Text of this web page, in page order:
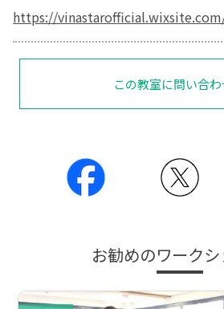
https://
この教室に問い合わ
お勧めのワーク